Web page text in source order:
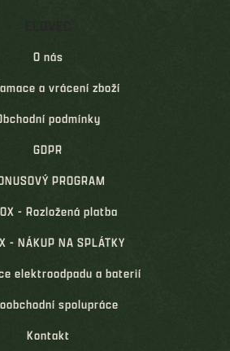
O nás
a vrácení zboží
podmínky
GDPR
PROGRAM
- Rozložená platba
- NÁKUP NA SPLÁTKY
elektroodpadu a baterií
spolupráce
Kontakt